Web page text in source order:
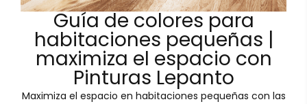
Guía de colores para
habitaciones pequeñas |
maximiza el espacio con
Pinturas Lepanto
Maximiza el espacio en habitaciones pequeñas con las